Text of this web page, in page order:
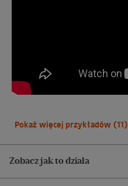
Pokaż więcej przykładów (11)
Zobacz jak to działa